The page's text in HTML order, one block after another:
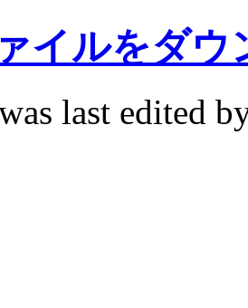
イルをダ
last edited